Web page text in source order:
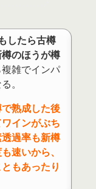
したら古樽
のほうが樽
雑でインパ
。
熟成した後
インがぶち
過率も新樽
速いから、
もあったり